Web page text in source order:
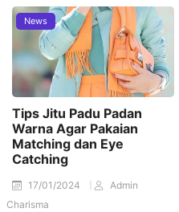
News
Tips Jitu Padu Padan
Warna Agar Pakaian
Matching dan Eye
Catching
17/01/2024
Admin
Charisma